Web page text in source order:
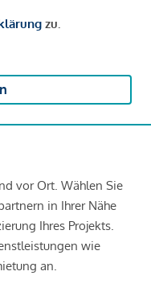
zu.
vor Ort. Wählen Sie
in Ihrer Nähe
Ihres Projekts.
wie
an.